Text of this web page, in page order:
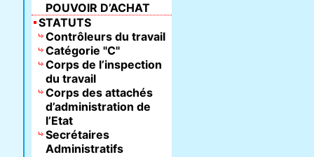
POUVOIR D’ACHAT
STATUTS
Contrôleurs du travail
Catégorie "C"
Corps de l’inspection
du travail
Corps des attachés
d’administration de
l’Etat
Secrétaires
Administratifs